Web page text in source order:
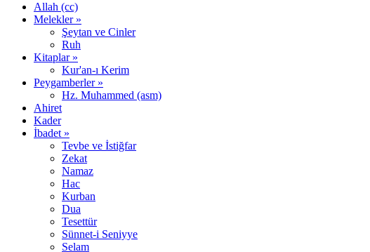
Allah (cc)
Melekler »
Şeytan ve Cinler
Ruh
Kitaplar »
Kur'an-ı Kerim
Peygamberler »
Hz. Muhammed (asm)
Ahiret
Kader
İbadet »
Tevbe ve İstiğfar
Zekat
Namaz
Hac
Kurban
Dua
Tesettür
Sünnet-i Seniyye
Selam